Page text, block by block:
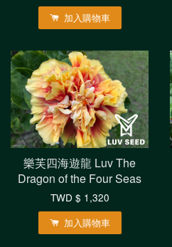
加入購物車
樂芙四海遊龍 Luv The
Dragon of the Four Seas
TWD $ 1,320
加入購物車